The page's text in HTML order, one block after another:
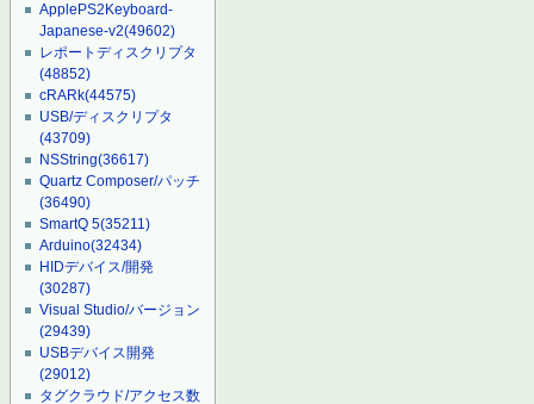
ApplePS2Keyboard-
Japanese-v2(49602)
レポートディスクリプタ
(48852)
cRARk(44575)
USB/ディスクリプタ
(43709)
NSString(36617)
Quartz Composer/パッチ
(36490)
SmartQ 5(35211)
Arduino(32434)
HIDデバイス/開発
(30287)
Visual Studio/バージョン
(29439)
USBデバイス開発
(29012)
タグクラウド/アクセス数